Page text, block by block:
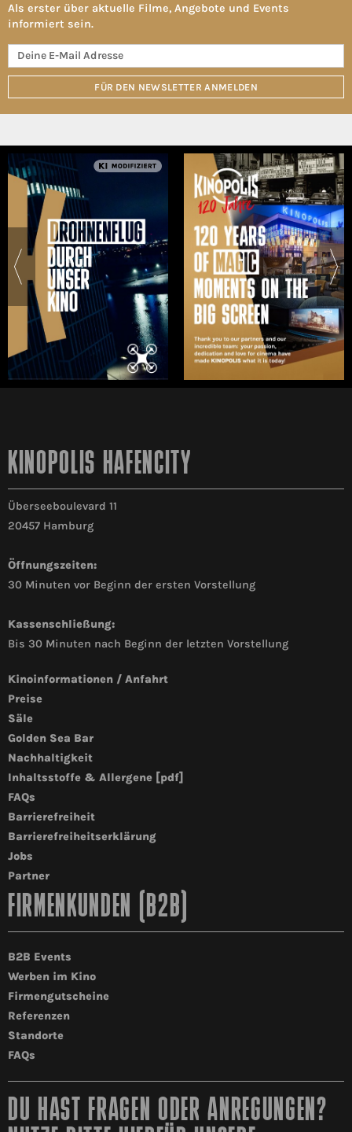
Als erster über aktuelle Filme, Angebote und Events
informiert sein.
FÜR DEN NEWSLETTER ANMELDEN
KINOPOLIS HAFENCITY
Überseeboulevard 11
20457 Hamburg
Öffnungszeiten:
30 Minuten vor Beginn der ersten Vorstellung
Kassenschließung:
Bis 30 Minuten nach Beginn der letzten Vorstellung
Kinoinformationen / Anfahrt
Preise
Säle
Golden Sea Bar
Nachhaltigkeit
Inhaltsstoffe & Allergene [pdf]
FAQs
Barrierefreiheit
Barrierefreiheitserklärung
Jobs
Partner
FIRMENKUNDEN (B2B)
B2B Events
Werben im Kino
Firmengutscheine
Referenzen
Standorte
FAQs
DU HAST FRAGEN ODER ANREGUNGEN?